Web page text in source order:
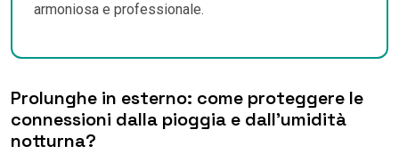
armoniosa e professionale.
Prolunghe in esterno: come proteggere le
connessioni dalla pioggia e dall’umidità
notturna?